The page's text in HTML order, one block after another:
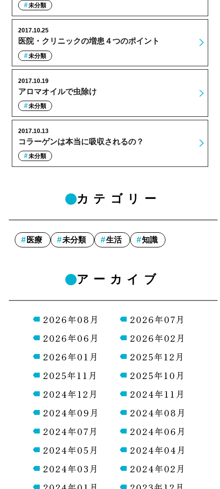
未分類
医院・クリニックの増患４つのポイント
2017.10.25
未分類
アロマオイルで虫除け
2017.10.19
未分類
コラーゲンは本当に吸収されるの？
2017.10.13
未分類
カテゴリー
医療 未分類 生活 知識
アーカイブ
2026年08月
2026年07月
2026年06月
2026年02月
2026年01月
2025年12月
2025年11月
2025年10月
2024年12月
2024年11月
2024年09月
2024年08月
2024年07月
2024年06月
2024年05月
2024年04月
2024年03月
2024年02月